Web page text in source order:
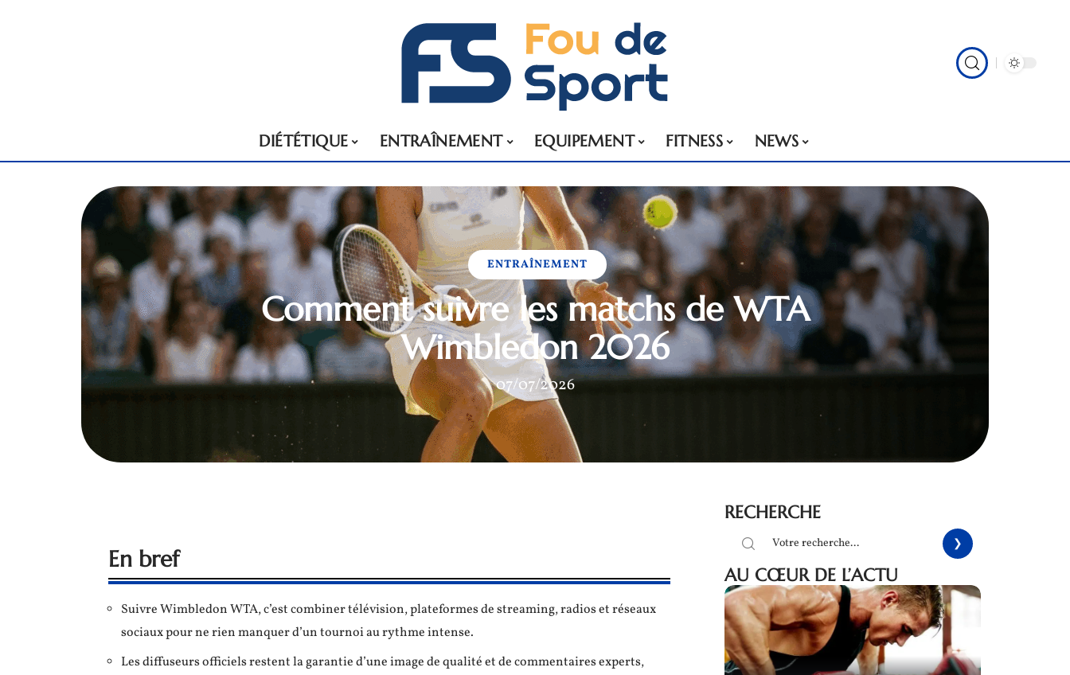
DIÉTÉTIQUE ENTRAÎNEMENT EQUIPEMENT FITNESS NEWS
ENTRAÎNEMENT
Comment suivre les matchs de WTA
Wimbledon 2026
07/07/2026
En bref
Suivre Wimbledon WTA, c’est combiner télévision, plateformes de streaming, radios et réseaux
sociaux pour ne rien manquer d’un tournoi au rythme intense.
Les diffuseurs officiels restent la garantie d’une image de qualité et de commentaires experts,
RECHERCHE
AU CŒUR DE L’ACTU